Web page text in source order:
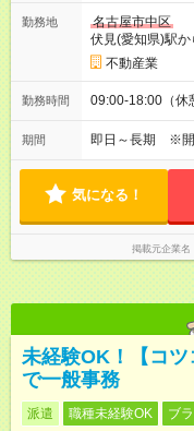
勤務地
名古屋市中区
伏見(愛知県)駅
不動産業
勤務時間 09:00-18:00（休
期間 即日～長期 ※開
気になる！
掲載元企業名
未経験OK！【コ
で一般事務
派遣 職種未経験OK ブ